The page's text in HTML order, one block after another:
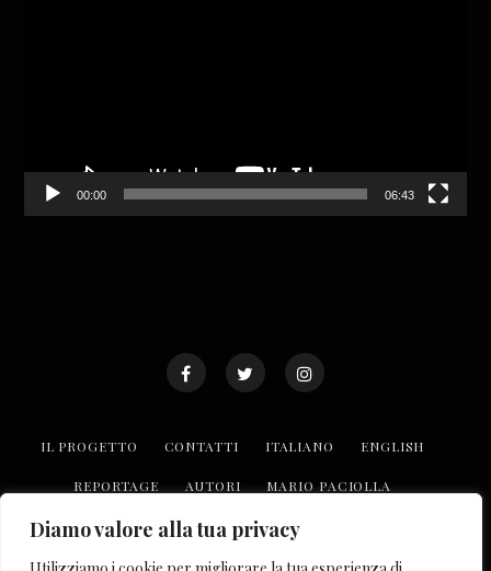
Diamo valore alla tua privacy
00:00 06:43
IL PROGETTO CONTATTI ITALIANO ENGLISH
REPORTAGE AUTORI MARIO PACIOLLA
TROVA LE REALTÀ O.P.I COLLABORA CON NOI